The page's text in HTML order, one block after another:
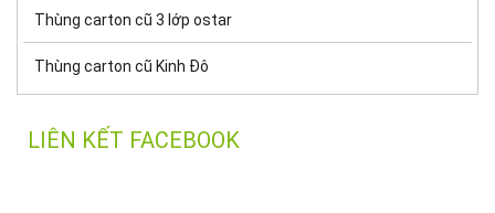
Thùng carton cũ 3 lớp ostar
Thùng carton cũ Kinh Đô
LIÊN KẾT FACEBOOK